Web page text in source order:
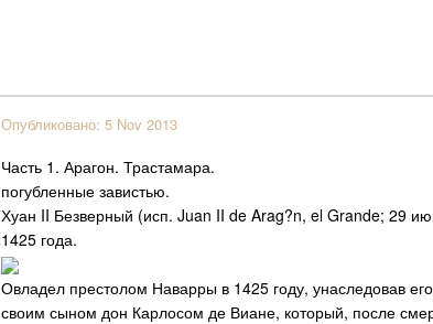
Опубликовано:5 Nov 2013
Часть 1. Арагон. Трастамара.
погубленные завистью.
Хуан II Безверный (исп. Juan II de Arag?n, el Grande; 29
1425 года.
Овладел престолом Наварры в 1425 году, унаследовав
своим сыном дон Карлосом де Виане, который, после